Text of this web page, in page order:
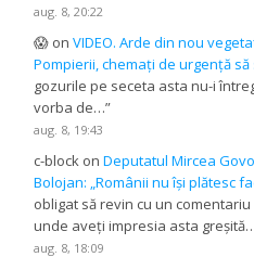
aug. 8, 20:22
😱 onVIDEO. Arde din nou
Pompierii, chemați de urgență să
gozurile pe seceta asta nu-i
vorba de…”
aug. 8, 19:43
c-block onDeputatul Mircea
Bolojan: „Românii nu își plătesc
obligat să revin cu un
unde aveți impresia asta
aug. 8, 18:09